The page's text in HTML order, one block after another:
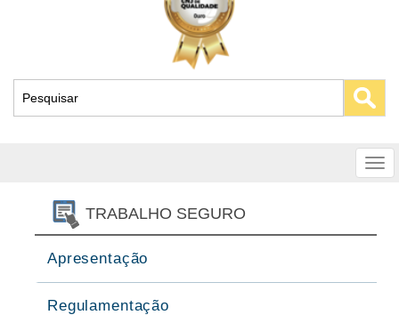
TRABALHO SEGURO
Apresentação
Regulamentação